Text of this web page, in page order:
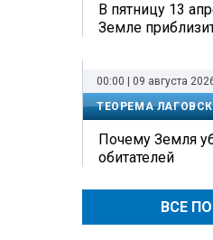
В пятницу 13
Земле
00:00 | 09 августа
ТЕОРЕМА
Почему Земля
обитателей
ВСЕ